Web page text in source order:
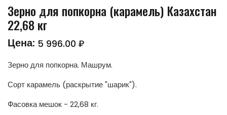
Зерно для попкорна (карамель) Казахстан
22,68 кг
Цена: 5 996.00 ₽
Зерно для попкорна. Машрум.
Сорт карамель (раскрытие "шарик").
Фасовка мешок - 22,68 кг.